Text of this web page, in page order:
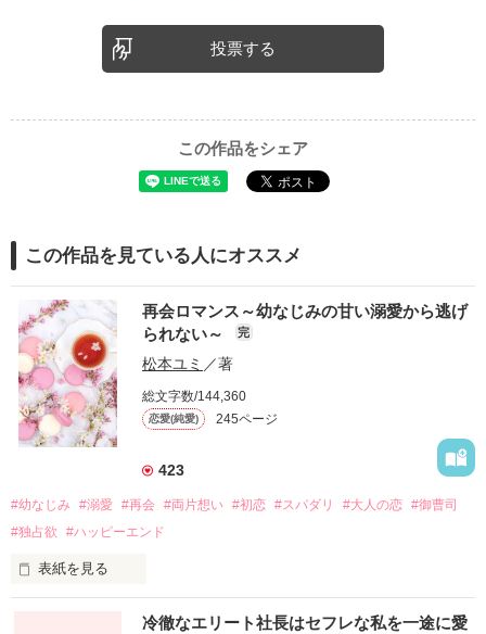
投票する
この作品をシェア
この作品を見ている人にオススメ
再会ロマンス～幼なじみの甘い溺愛から逃げ
られない～
完
松本ユミ ／著
総文字数/144,360
恋愛(純愛) 245ページ
423
#幼なじみ #溺愛 #再会 #両片想い #初恋 #スパダリ #大人の恋 #御曹司
#独占欲
#ハッピーエンド
表紙を見る
冷徹なエリート社長はセフレな私を一途に愛